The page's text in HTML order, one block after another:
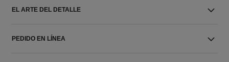
EL ARTE DEL DETALLE
PEDIDO EN LÍNEA